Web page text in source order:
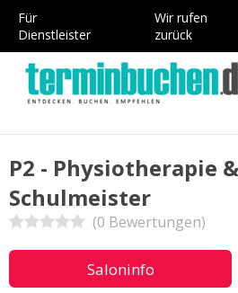
Für
Dienstleister
Wir rufen
zurück
P2 - Physiotherapie
Schulmeister
(0 Bewertungen)
Saloninfo